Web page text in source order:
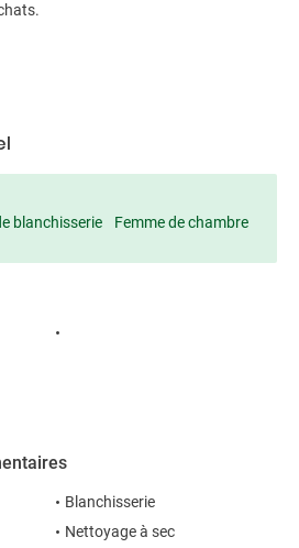
blanchisserie
Femme de chambre
Blanchisserie
Nettoyage à sec